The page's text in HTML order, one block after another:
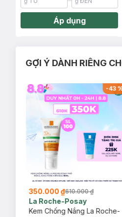
Áp dụng
GỢI Ý DÀNH RIÊNG
-43
350.000 ₫610.000 ₫
La Roche-Posay
Kem Chống Nắng La Roche-